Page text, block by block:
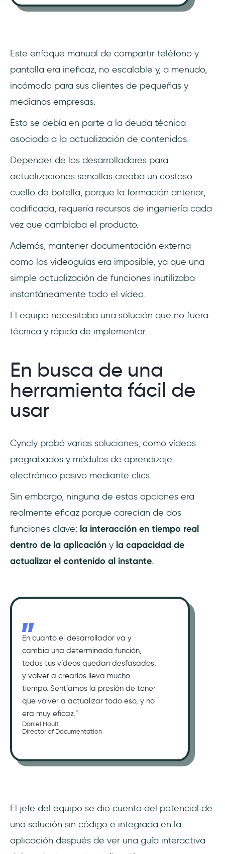
Este enfoque manual de compartir teléfono y
pantalla era ineficaz, no escalable y, a menudo,
incómodo para sus clientes de pequeñas y
medianas empresas.
Esto se debía en parte a la deuda técnica
asociada a la actualización de contenidos.
Depender de los desarrolladores para
actualizaciones sencillas creaba un costoso
cuello de botella, porque la formación anterior,
codificada, requería recursos de ingeniería cada
vez que cambiaba el producto.
Además, mantener documentación externa
como las videoguías era imposible, ya que una
simple actualización de funciones inutilizaba
instantáneamente todo el vídeo.
El equipo necesitaba una solución que no fuera
técnica y rápida de implementar.
En busca de una
herramienta fácil de
usar
Cyncly probó varias soluciones, como vídeos
pregrabados y módulos de aprendizaje
electrónico pasivo mediante clics.
Sin embargo, ninguna de estas opciones era
realmente eficaz porque carecían de dos
funciones clave: la interacción en tiempo real
dentro de la aplicación y la capacidad de
actualizar el contenido al instante.
En cuanto el desarrollador va y
cambia una determinada función,
todos tus vídeos quedan desfasados,
y volver a crearlos lleva mucho
tiempo. Sentíamos la presión de tener
que volver a actualizar todo eso, y no
era muy eficaz.”
Daniel Hoult
Director of Documentation
El jefe del equipo se dio cuenta del potencial de
una solución sin código e integrada en la
aplicación después de ver una guía interactiva